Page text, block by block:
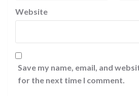
Website
Save my name, email, and
for the next time I comment.